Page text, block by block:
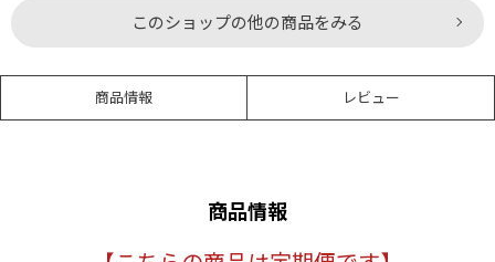
このショップの他の商品をみる
商品情報 レビュー
商品情報